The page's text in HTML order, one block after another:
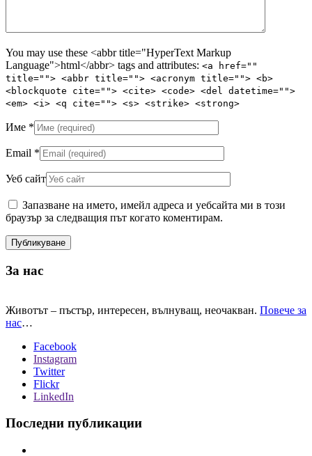
You may use these <abbr title="HyperText Markup
Language">html</abbr> tags and attributes: <a href=""
title=""> <abbr title=""> <acronym title=""> <b>
<blockquote cite=""> <cite> <code> <del datetime="">
<em> <i> <q cite=""> <s> <strike> <strong>
Име *
Email *
Уеб сайт
Запазване на името, имейл адреса и уебсайта ми в този
браузър за следващия път когато коментирам.
За нас
Животът – пъстър, интересен, вълнуващ, неочакван. Повече за
нас…
Facebook
Instagram
Twitter
Flickr
LinkedIn
Последни публикации